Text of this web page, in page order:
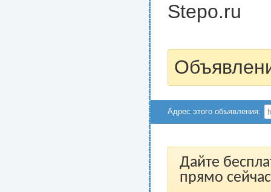
Stepo.ru
Адрес этого объявления:
Дайте
прямо